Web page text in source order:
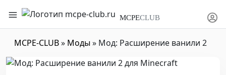
MCPECLUB
MCPE-CLUB» Моды» Мод: Расширение ванили 2